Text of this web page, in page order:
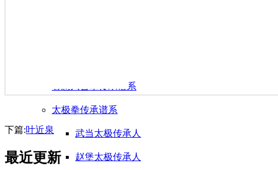
心意六合拳传承谱系
太极拳传承谱系
武当太极传承人
赵堡太极传承人
下篇:叶近泉
最近更新